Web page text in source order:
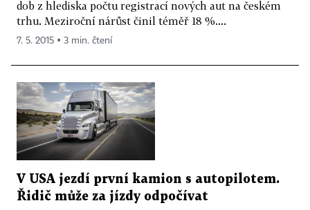
dob z hlediska počtu registrací nových aut na českém
trhu. Meziroční nárůst činil téměř 18 %....
7. 5. 2015 ▪ 3 min. čtení
V USA jezdí první kamion s autopilotem.
Řidič může za jízdy odpočívat